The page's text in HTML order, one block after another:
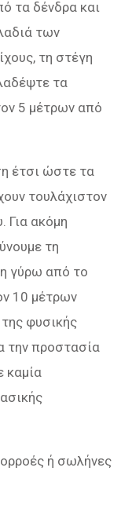
τα δένδρα και
των
τη στέγη
τα
5 μέτρων από
έτσι ώστε τα
τουλάχιστον
Για ακόμη
τη
γύρω από το
10 μέτρων
φυσικής
την προστασία
καμία
ή σωλήνες